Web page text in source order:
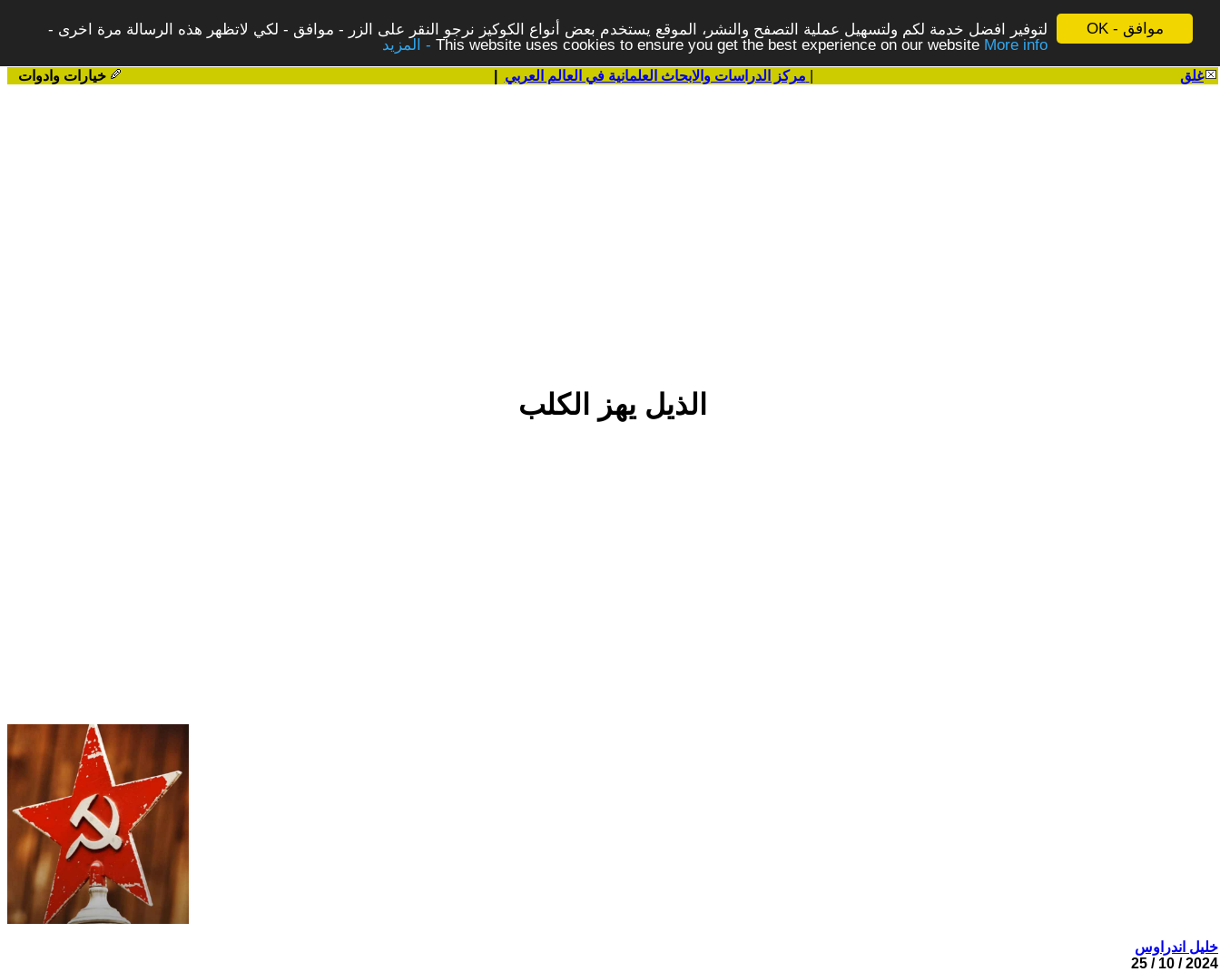
موافق - OK
لتوفير افضل خدمة لكم ولتسهيل عملية التصفح والنشر، الموقع يستخدم بعض أنواع الكوكيز نرجو النقر على الزر - موافق - لكي لاتظهر هذه الرسالة مرة اخرى -
This website uses cookies to ensure you get the best experience on our website More info - المزيد
غلق خيارات وادوات
الذيل يهز الكلب
خليل اندراوس
2024 / 10 / 25